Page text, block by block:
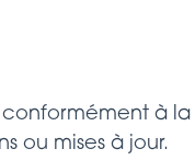
conformément à la
ou mises à jour.